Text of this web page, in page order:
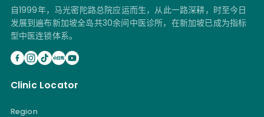
自1999年，马光密陀路总院应运而生，从此一路深耕，时至今日
发展到遍布新加坡全岛共30余间中医诊所，在新加坡已成为指标
型中医连锁体系。
Clinic Locator
Region